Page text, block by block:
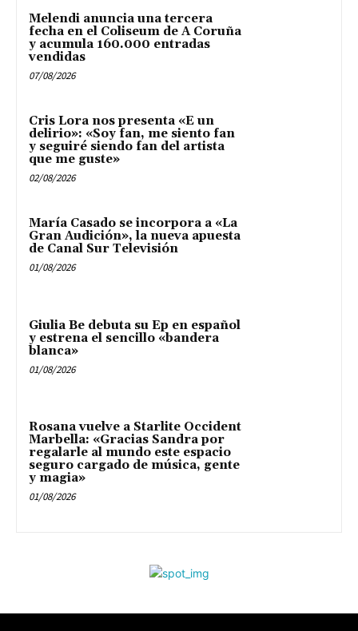
Melendi anuncia una tercera
fecha en el Coliseum de A Coruña
y acumula 160.000 entradas
vendidas
07/08/2026
Cris Lora nos presenta «E un
delirio»: «Soy fan, me siento fan
y seguiré siendo fan del artista
que me guste»
02/08/2026
María Casado se incorpora a «La
Gran Audición», la nueva apuesta
de Canal Sur Televisión
01/08/2026
Giulia Be debuta su Ep en español
y estrena el sencillo «bandera
blanca»
01/08/2026
Rosana vuelve a Starlite Occident
Marbella: «Gracias Sandra por
regalarle al mundo este espacio
seguro cargado de música, gente
y magia»
01/08/2026